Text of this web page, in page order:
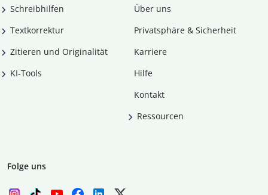
Schreibhilfen
Textkorrektur
Zitieren und Originalität
KI-Tools
Über uns
Privatsphäre & Sicherheit
Karriere
Hilfe
Kontakt
Ressourcen
Folge uns